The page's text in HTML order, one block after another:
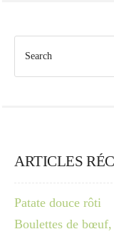
ARTICLES
Patate douce rôti
Boulettes de bœuf,